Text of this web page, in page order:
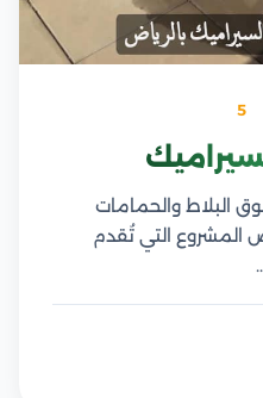
5
البلاط والحمامات
المشروع التي تُقدم